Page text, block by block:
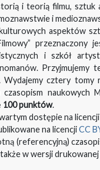
i teorią filmu,
i
aspektów
przeznaczony
i szkół
Przyjmujemy
Wydajemy cztery
naukowych
100 punktów.
dostępie na licencji
na licencjiCC
(referencyjną)
w wersji